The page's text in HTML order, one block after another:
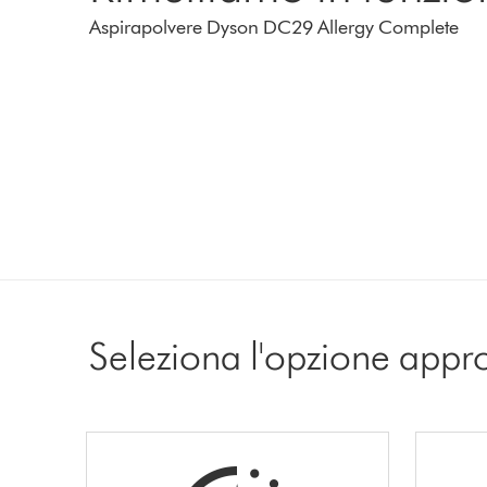
Aspirapolvere Dyson DC29 Allergy Complete
Seleziona l'opzione